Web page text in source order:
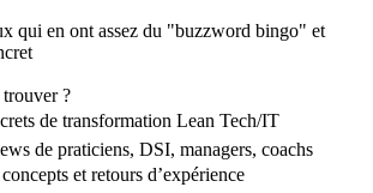
t-il ?
responsables de la performance IT
/ excellence opérationnelle /
agents du changement et managers qui
les lignes